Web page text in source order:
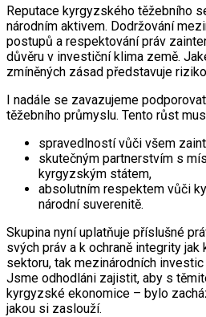
Reputace kyrgyzského těžebního
národním aktivem. Dodržování
postupů a respektování práv
důvěru v investiční klima země.
zmíněných zásad představuje
I nadále se zavazujeme
těžebního průmyslu. Tento růst
spravedlností vůči všem
skutečným partnerstvím s
kyrgyzským státem,
absolutním respektem vůči
národní suverenitě.
Skupina nyní uplatňuje příslušné
svých práv a k ochraně integrity
sektoru, tak mezinárodních
Jsme odhodláni zajistit, aby s
kyrgyzské ekonomice – bylo
jakou si zaslouží.